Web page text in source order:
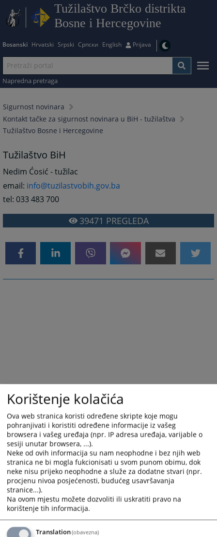
Tužilaštvo Brčko distrikta
Bosne i Hercegovine
Bosanski Hrvatski Srpski Српски English Prijava
Napredna pretraga
Sigurnost novinara
Kontakt tačke za sigurnost novinara u BiH - tužilaštva
Tužilaštvo Bosne i Hercegovine
Tužilaštvo BiH
Nedim Ćosić - tužilac
email: info@tuzilastvobih.gov.ba
tel: 033 483 700
39471 PREGLEDA
Korištenje kolačića
Ova web stranica koristi određene skripte koje mogu
pohranjivati i koristiti određene informacije iz vašeg
browsera i vašeg uređaja (npr. IP adresa uređaja, varijable o
sesiji unutar browsera, ...).
Neke od ovih informacija su nam neophodne i bez njih web
stranica ne bi mogla fukcionisati u svom punom obimu, dok
neke nisu prijeko neophodne a služe za dodatne stvari (npr.
procjenu nivoa posjećenosti, budućeg usavršavanja
stranice...).
Na ovom mjestu možete dozvoliti ili uskratiti pravo na
korištenje tih informacija.
Translation(obavezna)